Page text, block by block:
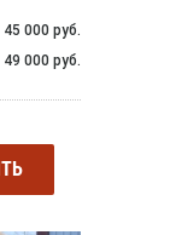
45 000 руб.
49 000 руб.